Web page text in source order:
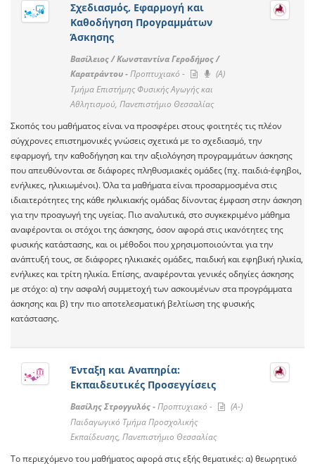
Σχεδιασμός, Εφαρμογή και
Καθοδήγηση Προγραμμάτων
Άσκησης
Βασίλειος / Κωνσταντίνα Γεροδήμος /
Καρατράντου -Προπτυχιακό -
(A)
Τμήμα Επιστήμης Φυσικής Αγωγής και
Αθλητισμού, Πανεπιστήμιο Θεσσαλίας
Σκοπός του μαθήματος είναι να προσφέρει στους φοιτητές τις πλέον
σύγχρονες επιστημονικές γνώσεις σχετικά με το σχεδιασμό, την
εφαρμογή, την καθοδήγηση και την αξιολόγηση προγραμμάτων άσκησης
που απευθύνονται σε διάφορες πληθυσμιακές ομάδες (πχ. παιδιά-έφηβοι,
ενήλικες, ηλικιωμένοι). Όλα τα μαθήματα είναι προσαρμοσμένα στις
ιδιαιτερότητες της κάθε ηκλικιακής ομάδας δίνοντας έμφαση στην άσκηση
για την προαγωγή της υγείας. Πιο αναλυτικά, στο συγκεκριμένο μάθημα
αναφέρονται οι στόχοι της άσκησης, όσον αφορά στις ικανότητες της
φυσικής κατάστασης, και οι μέθοδοι που χρησιμοποιούνται για την
ανάπτυξή τους, σε διάφορες ηλικιακές ομάδες, παιδική και εφηβική ηλικία,
ενήλικες και τρίτη ηλικία. Επίσης, αναφέρονται γενικές οδηγίες άσκησης
με στόχο: α) την ασφαλή συμμετοχή των ασκουμένων στα προγράμματα
άσκησης και β) την πιο αποτελεσματική βελτίωση της φυσικής
κατάστασης.
Ένταξη και Αναπηρία:
Εκπαιδευτικές Προσεγγίσεις
Βασίλης Στρογγυλός -Προπτυχιακό -
(A-)
Παιδαγωγικό Τμήμα Προσχολικής
Εκπαίδευσης, Πανεπιστήμιο Θεσσαλίας
Το περιεχόμενο του μαθήματος αφορά στις εξής θεματικές: α) θεωρητικό